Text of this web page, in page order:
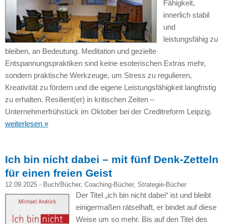
Fähigkeit,
innerlich stabil
und
leistungsfähig zu
bleiben, an Bedeutung. Meditation und gezielte
Entspannungspraktiken sind keine esoterischen Extras mehr,
sondern praktische Werkzeuge, um Stress zu regulieren,
Kreativität zu fördern und die eigene Leistungsfähigkeit langfristig
zu erhalten. Resilient(er) in kritischen Zeiten –
Unternehmerfrühstück im Oktober bei der Creditreform Leipzig.
weiterlesen »
Ich bin nicht dabei – mit fünf Denk-Zetteln
für einen freien Geist
12.09.2025 - Buch/Bücher, Coaching-Bücher, Strategie-Bücher
Der Titel „ich bin nicht dabei“ ist und bleibt
einigermaßen rätselhaft, er bindet auf diese
Weise um so mehr. Bis auf den Titel des